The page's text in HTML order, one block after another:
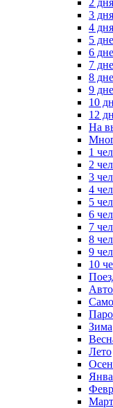
2 дня
3 дня
4 дня
5
6
7
8
9
10
12
На
1
2
3
4
5
6
7
8
9
10
Зима
Лето
Март